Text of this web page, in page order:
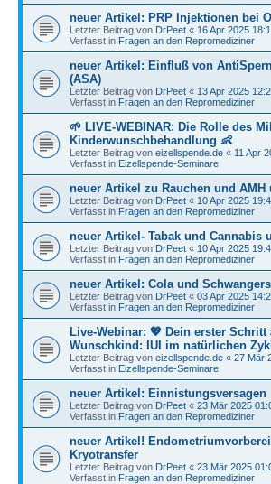
neuer Artikel: PRP Injektionen bei
Letzter Beitrag von DrPeet « 16 Apr 2025
Verfasst in Fragen an den Repromediziner
neuer Artikel: Einfluß von
(ASA)
Letzter Beitrag von DrPeet « 13 Apr 2025
Verfasst in Fragen an den Repromediziner
🌱 LIVE-WEBINAR: Die Rolle des
Kinderwunschbehandlung 👶
Letzter Beitrag von eizellspende.de « 11 Apr
Verfasst in Eizellspende-Seminare
neuer Artikel zu Rauchen und AMH
Letzter Beitrag von DrPeet « 10 Apr 2025
Verfasst in Fragen an den Repromediziner
neuer Artikel- Tabak und Cannabis
Letzter Beitrag von DrPeet « 10 Apr 2025
Verfasst in Fragen an den Repromediziner
neuer Artikel: Cola und
Letzter Beitrag von DrPeet « 03 Apr 2025
Verfasst in Fragen an den Repromediziner
Live-Webinar: 💖 Dein erster Schritt
Wunschkind: IUI im natürlichen
Letzter Beitrag von eizellspende.de « 27 Mär
Verfasst in Eizellspende-Seminare
neuer Artikel: Einnistungsversagen
Letzter Beitrag von DrPeet « 23 Mär 2025
Verfasst in Fragen an den Repromediziner
neuer Artikel!
Kryotransfer
Letzter Beitrag von DrPeet « 23 Mär 2025
Verfasst in Fragen an den Repromediziner